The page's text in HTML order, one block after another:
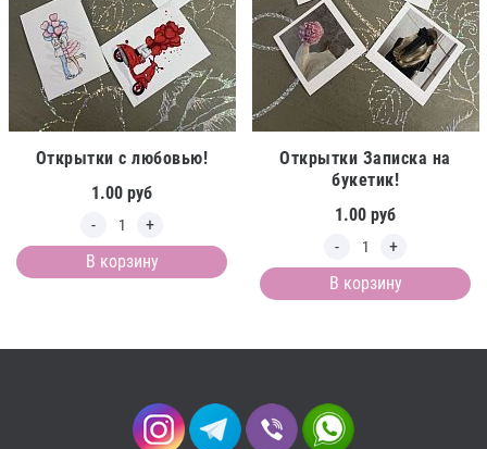
Открытки с любовью!
1.00 руб
В корзину
Открытки Записка на
букетик!
1.00 руб
В корзину